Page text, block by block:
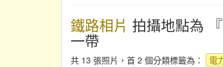
鐵路相片 拍攝地點為
一帶
共 13 張照片，首 2 個分類標籤為： 電